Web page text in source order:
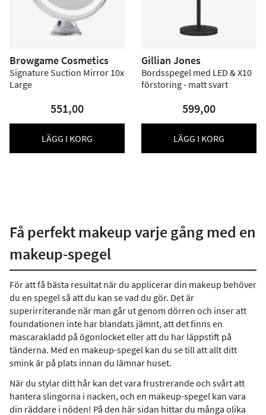
Browgame Cosmetics
Signature Suction Mirror 10x
Large
551,00
LÄGG I KORG
Gillian Jones
Bordsspegel med LED & X10
förstoring - matt svart
599,00
LÄGG I KORG
Få perfekt makeup varje gång med en
makeup-spegel
För att få bästa resultat när du applicerar din makeup behöver
du en spegel så att du kan se vad du gör. Det är
superirriterande när man går ut genom dörren och inser att
foundationen inte har blandats jämnt, att det finns en
mascarakladd på ögonlocket eller att du har läppstift på
tänderna. Med en makeup-spegel kan du se till att allt ditt
smink är på plats innan du lämnar huset.
När du stylar ditt hår kan det vara frustrerande och svårt att
hantera slingorna i nacken, och en makeup-spegel kan vara
din räddare i nöden! På den här sidan hittar du många olika